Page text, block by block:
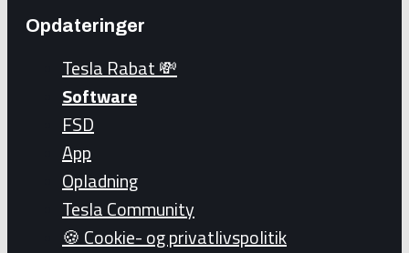
Opdateringer
Tesla Rabat 💸
Software
FSD
App
Opladning
Tesla Community
🍪 Cookie- og privatlivspolitik